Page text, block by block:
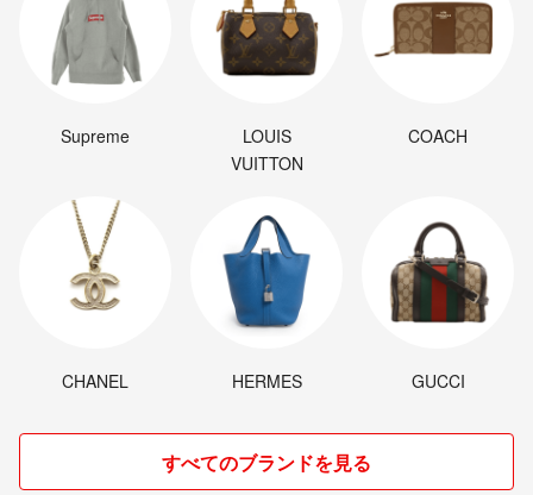
Supreme
LOUIS
VUITTON
COACH
CHANEL HERMES GUCCI
すべてのブランドを見る